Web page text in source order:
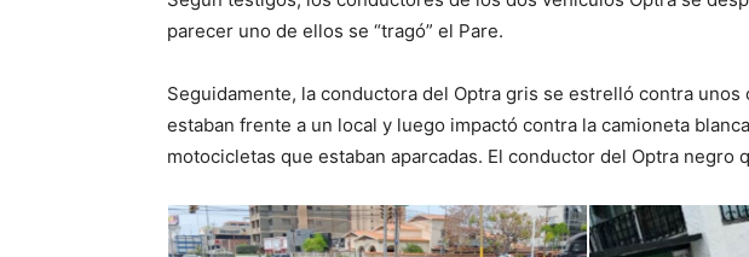
parecer uno de ellos se “tragó” el Pare.
Seguidamente, la conductora del Optra gris se estrelló contra
estaban frente a un local y luego impactó contra la camioneta
motocicletas que estaban aparcadas. El conductor del Optra negro